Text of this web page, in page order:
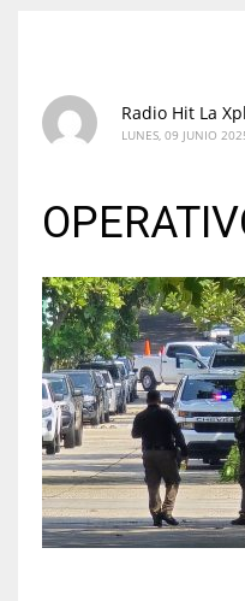
Radio Hit La
LUNES, 09 JUNIO